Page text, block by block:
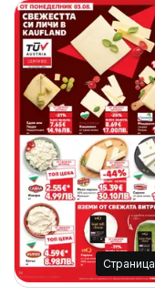
Cтраница